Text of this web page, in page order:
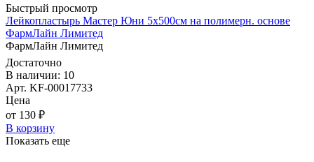
Быстрый просмотр
Лейкопластырь Мастер Юни 5х500см на полимерн. основе
ФармЛайн Лимитед
ФармЛайн Лимитед
Достаточно
В наличии: 10
Арт. KF-00017733
Цена
от 130 ₽
В корзину
Показать еще